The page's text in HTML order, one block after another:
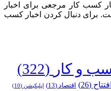
کسب کار مرجعی برای اخبار
برای دنبال کردن اخبار کسب
و کار (322)
افتتاح (26) اقتصاد (13) اپلیکیشن (10)